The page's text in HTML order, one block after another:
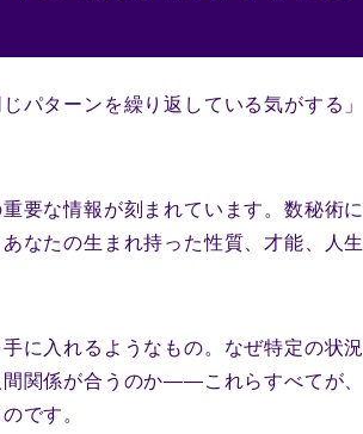
パターンを繰り返している気がする」
要な情報が刻まれています。数秘術に
なたの生まれ持った性質、才能、人生
に入れるようなもの。なぜ特定の状況
関係が合うのか――これらすべてが、
です。